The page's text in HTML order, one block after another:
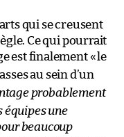
qui se creusent
Ce qui pourrait
est finalement «le
au sein d’un
probablement
équipes une
beaucoup